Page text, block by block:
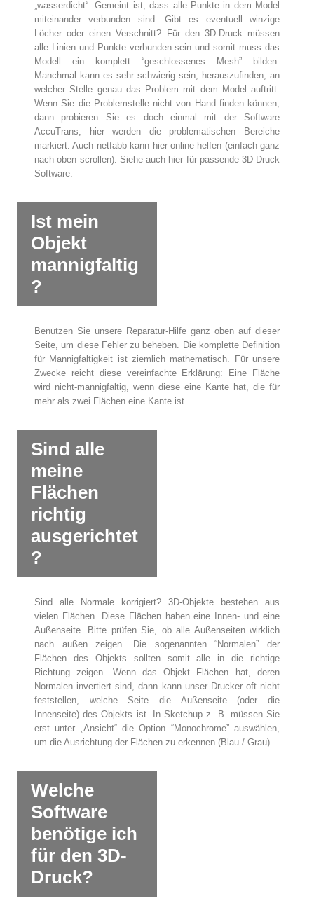
„wasserdicht“. Gemeint ist, dass alle Punkte in dem Model
miteinander verbunden sind. Gibt es eventuell winzige
Löcher oder einen Verschnitt? Für den 3D-Druck müssen
alle Linien und Punkte verbunden sein und somit muss das
Modell ein komplett “geschlossenes Mesh” bilden.
Manchmal kann es sehr schwierig sein, herauszufinden, an
welcher Stelle genau das Problem mit dem Model auftritt.
Wenn Sie die Problemstelle nicht von Hand finden können,
dann probieren Sie es doch einmal mit der Software
AccuTrans; hier werden die problematischen Bereiche
markiert. Auch netfabb kann hier online helfen (einfach ganz
nach oben scrollen). Siehe auch hier für passende 3D-Druck
Software.
Ist mein
Objekt
mannigfaltig
?
Benutzen Sie unsere Reparatur-Hilfe ganz oben auf dieser
Seite, um diese Fehler zu beheben. Die komplette Definition
für Mannigfaltigkeit ist ziemlich mathematisch. Für unsere
Zwecke reicht diese vereinfachte Erklärung: Eine Fläche
wird nicht-mannigfaltig, wenn diese eine Kante hat, die für
mehr als zwei Flächen eine Kante ist.
Sind alle
meine
Flächen
richtig
ausgerichtet
?
Sind alle Normale korrigiert? 3D-Objekte bestehen aus
vielen Flächen. Diese Flächen haben eine Innen- und eine
Außenseite. Bitte prüfen Sie, ob alle Außenseiten wirklich
nach außen zeigen. Die sogenannten “Normalen” der
Flächen des Objekts sollten somit alle in die richtige
Richtung zeigen. Wenn das Objekt Flächen hat, deren
Normalen invertiert sind, dann kann unser Drucker oft nicht
feststellen, welche Seite die Außenseite (oder die
Innenseite) des Objekts ist. In Sketchup z. B. müssen Sie
erst unter „Ansicht“ die Option “Monochrome” auswählen,
um die Ausrichtung der Flächen zu erkennen (Blau / Grau).
Welche
Software
benötige ich
für den 3D-
Druck?